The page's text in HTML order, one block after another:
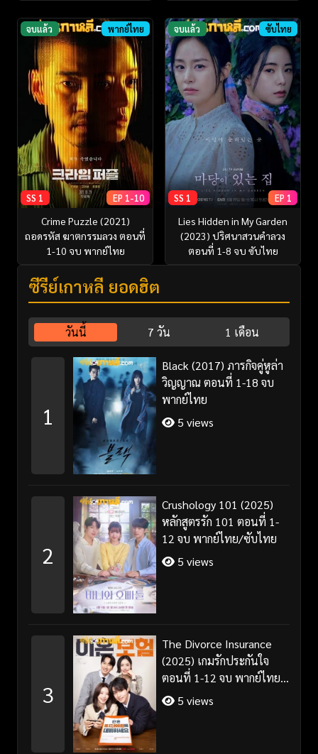
จบแล้ว พากย์ไทย
SS 1 EP 1-10
Crime Puzzle (2021)
ถอดรหัส ฆาตกรรมลวง ตอนที่
1-10 จบ พากย์ไทย
จบแล้ว ซับไทย
SS 1 EP 1
Lies Hidden in My Garden
(2023) ปริศนาสวนคำลวง
ตอนที่ 1-8 จบ ซับไทย
ซีรี่ย์เกาหลี ยอดฮิต
วันนี้ 7 วัน 1 เดือน
1
Black (2017) ภารกิจคู่หูล่า
วิญญาณ ตอนที่ 1-18 จบ
พากย์ไทย
5 views
2
Crushology 101 (2025)
หลักสูตรรัก 101 ตอนที่ 1-
12 จบ พากย์ไทย/ซับไทย
5 views
3
The Divorce Insurance
(2025) เกมรักประกันใจ
ตอนที่ 1-12 จบ พากย์ไทย
ซับไทย
5 views